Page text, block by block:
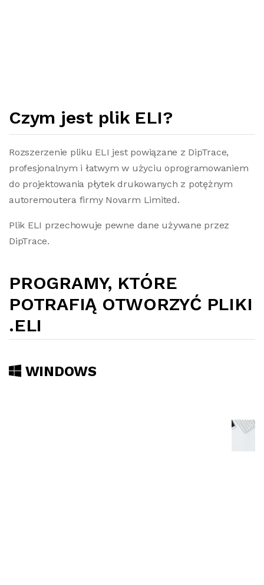
Czym jest plik ELI?
Rozszerzenie pliku ELI jest powiązane z DipTrace,
profesjonalnym i łatwym w użyciu oprogramowaniem
do projektowania płytek drukowanych z potężnym
autoremoutera firmy Novarm Limited.
Plik ELI przechowuje pewne dane używane przez
DipTrace.
PROGRAMY, KTÓRE
POTRAFIĄ OTWORZYĆ PLIKI
.ELI
WINDOWS